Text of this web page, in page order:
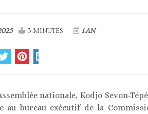
3 MINUTES 1 AN
nationale, Kodjo Sevon-
au bureau exécutif de la